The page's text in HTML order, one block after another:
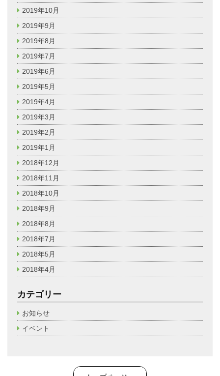
2019年10月
2019年9月
2019年8月
2019年7月
2019年6月
2019年5月
2019年4月
2019年3月
2019年2月
2019年1月
2018年12月
2018年11月
2018年10月
2018年9月
2018年8月
2018年7月
2018年5月
2018年4月
カテゴリー
お知らせ
イベント